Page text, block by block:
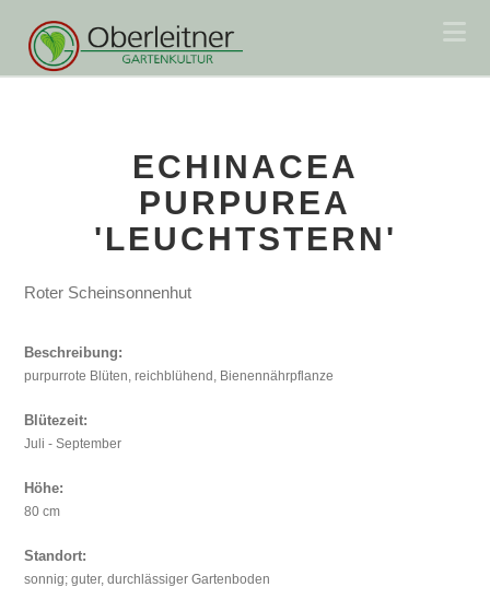
ECHINACEA
PURPUREA
'LEUCHTSTERN'
Roter Scheinsonnenhut
Beschreibung:
purpurrote Blüten, reichblühend, Bienennährpflanze
Blütezeit:
Juli - September
Höhe:
80 cm
Standort:
sonnig; guter, durchlässiger Gartenboden